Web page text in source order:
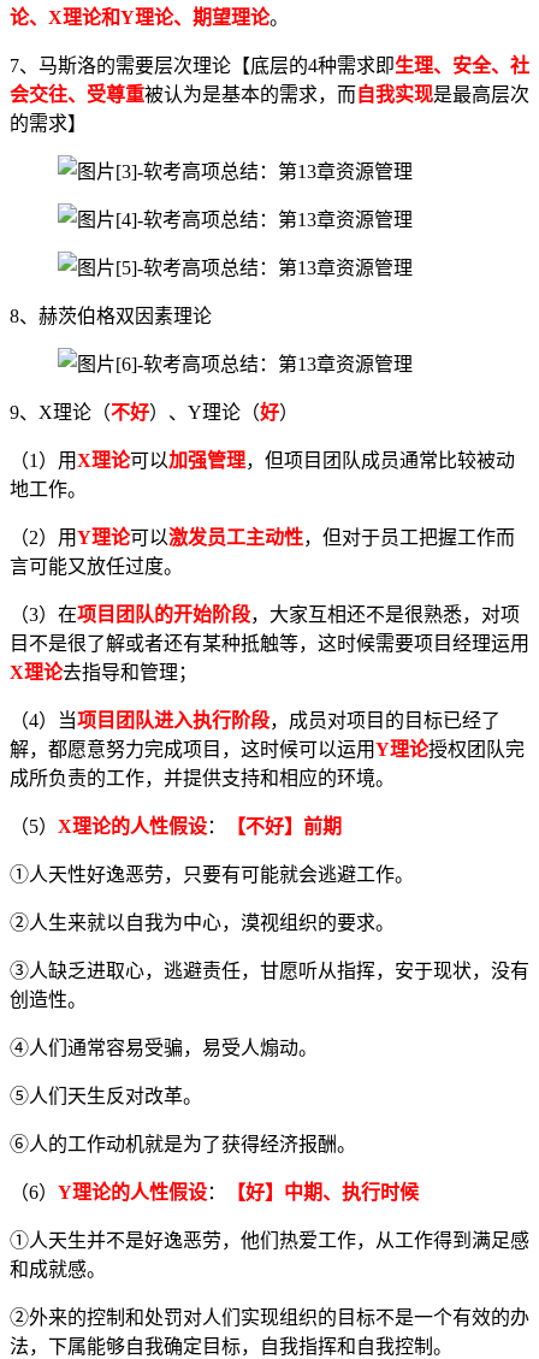
论、X理论和Y理论、期望理论。
7、马斯洛的需要层次理论【底层的4种需求即生理、安全、社
会交往、受尊重被认为是基本的需求，而 自我实现是最高层次
的需求】
8、赫茨伯格双因素理论
9、X理论（不好）、Y理论（好）
（1）用X理论可以加强管理，但项目团队成员通常比较被动
地工作。
（2）用Y理论可以激发员工主动性，但对于员工把握工作而
言可能又放任过度。
（3）在项目团队的开始阶段，大家互相还不是很熟悉，对项
目不是很了解或者还有某种抵触等，这时候需要项目经理运用
X理论去指导和管理；
（4）当项目团队进入执行阶段，成员对项目的目标已经了
解，都愿意努力完成项目，这时候可以运用Y理论授权团队完
成所负责的工作，并提供支持和相应的环境。
（5） X理论的人性假设： 【不好】前期
①人天性好逸恶劳，只要有可能就会逃避工作。
②人生来就以自我为中心，漠视组织的要求。
③人缺乏进取心，逃避责任，甘愿听从指挥，安于现状，没有
创造性。
④人们通常容易受骗，易受人煽动。
⑤人们天生反对改革。
⑥人的工作动机就是为了获得经济报酬。
（6） Y理论的人性假设： 【好】中期、执行时候
①人天生并不是好逸恶劳，他们热爱工作，从工作得到满足感
和成就感。
②外来的控制和处罚对人们实现组织的目标不是一个有效的办
法，下属能够自我确定目标，自我指挥和自我控制。